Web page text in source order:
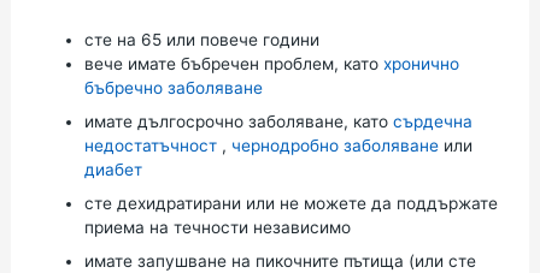
сте на 65 или повече години
вече имате бъбречен проблем, като хронично
бъбречно заболяване
имате дългосрочно заболяване, като сърдечна
недостатъчност, чернодробно заболяванеили
диабет
сте дехидратирани или не можете да поддържате
приема на течности независимо
имате запушване на пикочните пътища (или сте